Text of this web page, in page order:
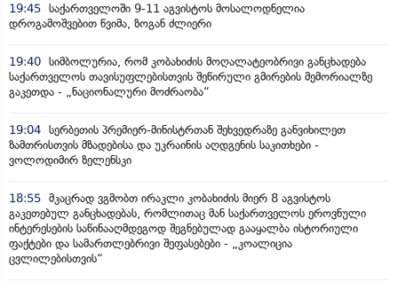
19:45 საქართველოში 9-11 აგვისტოს მოსალოდნელია
დროგამოშვებით წვიმა, ზოგან ძლიერი
19:40 სიმბოლურია, რომ კობახიძის მოღალატეობრივი განცხადება
საქართველოს თავისუფლებისთვის შეწირული გმირების მემორიალზე
გაკეთდა - „ნაციონალური მოძრაობა“
19:04 სერბეთის პრემიერ-მინისტრთან შეხვედრაზე განვიხილეთ
ზამთრისთვის მზადებისა და უკრაინის აღდგენის საკითხები -
ვოლოდიმირ ზელენსკი
18:55 მკაცრად ვგმობთ ირაკლი კობახიძის მიერ 8 აგვისტოს
გაკეთებულ განცხადებას, რომლითაც მან საქართველოს ეროვნული
ინტერესების საწინააღმდეგოდ შეგნებულად გააყალბა ისტორიული
ფაქტები და სამართლებრივი შეფასებები - „კოალიცია
ცვლილებისთვის“